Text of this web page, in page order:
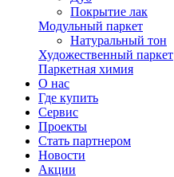
Покрытие лак
Модульный паркет
Натуральный тон
Художественный паркет
Паркетная химия
О нас
Где купить
Сервис
Проекты
Стать партнером
Новости
Акции